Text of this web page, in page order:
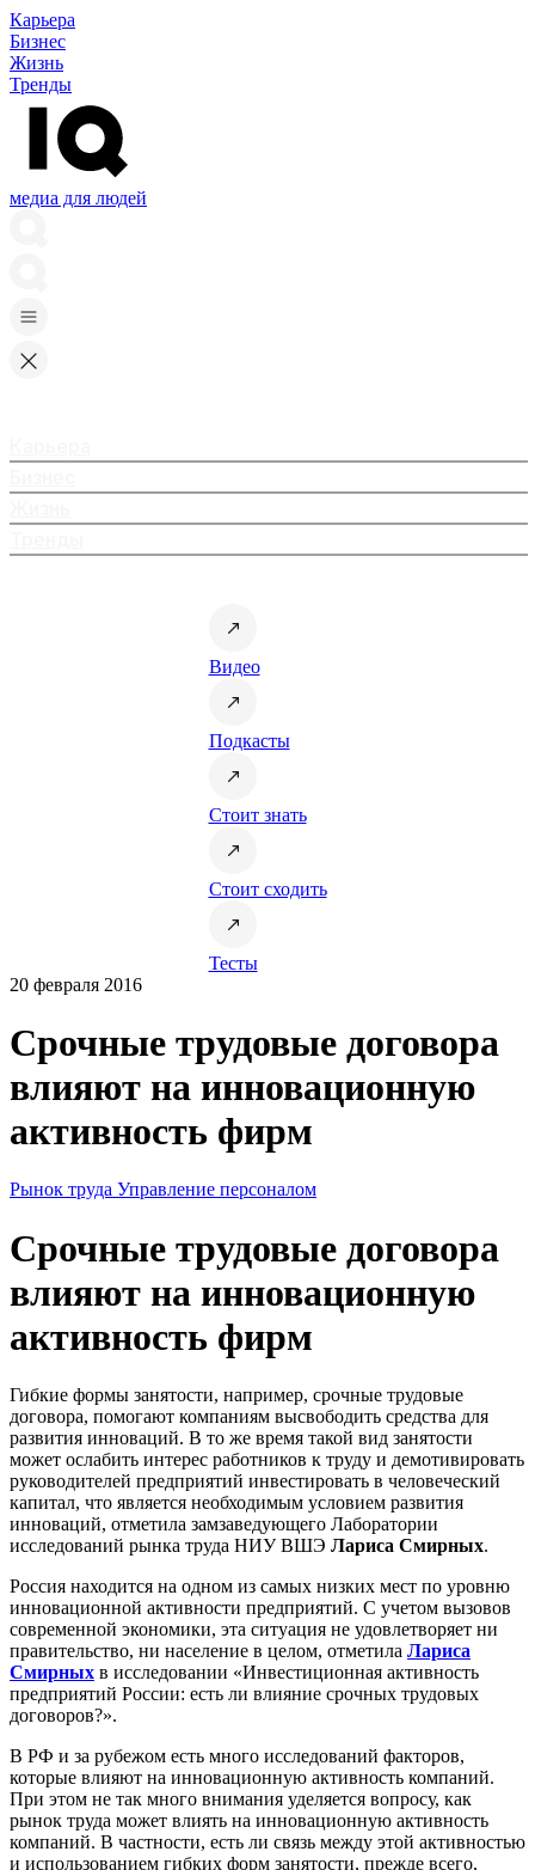
Карьера
Бизнес
Жизнь
Тренды
медиа для людей
Видео
Подкасты
Стоит знать
Стоит сходить
Тесты
20 февраля 2016
Срочные трудовые договора
влияют на инновационную
активность фирм
Рынок труда Управление персоналом
Срочные трудовые договора
влияют на инновационную
активность фирм
Гибкие формы занятости, например, срочные трудовые
договора, помогают компаниям высвободить средства для
развития инноваций. В то же время такой вид занятости
может ослабить интерес работников к труду и демотивировать
руководителей предприятий инвестировать в человеческий
капитал, что является необходимым условием развития
инноваций, отметила замзаведующего Лаборатории
исследований рынка труда НИУ ВШЭ Лариса Смирных.
Россия находится на одном из самых низких мест по уровню
инновационной активности предприятий. С учетом вызовов
современной экономики, эта ситуация не удовлетворяет ни
правительство, ни население в целом, отметила Лариса
Смирных в исследовании «Инвестиционная активность
предприятий России: есть ли влияние срочных трудовых
договоров?».
В РФ и за рубежом есть много исследований факторов,
которые влияют на инновационную активность компаний.
При этом не так много внимания уделяется вопросу, как
рынок труда может влиять на инновационную активность
компаний. В частности, есть ли связь между этой активностью
и использованием гибких форм занятости, прежде всего,